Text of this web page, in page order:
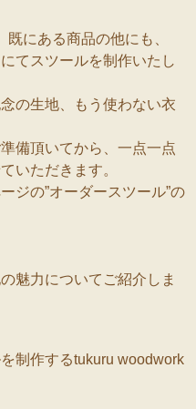
既にある商品の他にも、
てスツールを制作いたし
の生地、もう使わない衣
備頂いてから、一点一点
いただきます。
ジの”オーダースツール”の
魅力についてご紹介しま
制作するtukuru woodwork